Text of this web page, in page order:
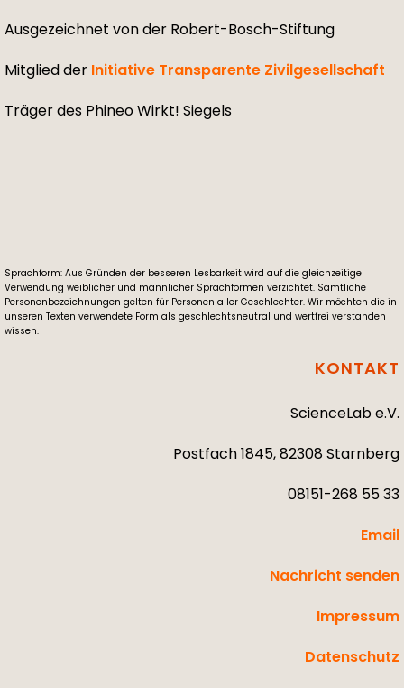
Ausgezeichnet von der Robert-Bosch-Stiftung
Mitglied der Initiative Transparente Zivilgesellschaft
Träger des Phineo Wirkt! Siegels
Sprachform: Aus Gründen der besseren Lesbarkeit wird auf die gleichzeitige
Verwendung weiblicher und männlicher Sprachformen verzichtet. Sämtliche
Personenbezeichnungen gelten für Personen aller Geschlechter. Wir möchten die in
unseren Texten verwendete Form als geschlechtsneutral und wertfrei verstanden
wissen.
KONTAKT
ScienceLab e.V.
Postfach 1845, 82308 Starnberg
08151-268 55 33
Email
Nachricht senden
Impressum
Datenschutz